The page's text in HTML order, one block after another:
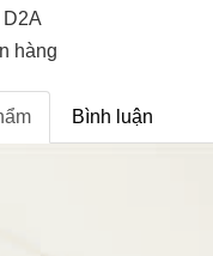
D2A
hàng
Bình luận